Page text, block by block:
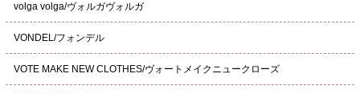
volga volga/ヴォルガヴォルガ
VONDEL/フォンデル
VOTE MAKE NEW CLOTHES/ヴォートメイクニュークローズ